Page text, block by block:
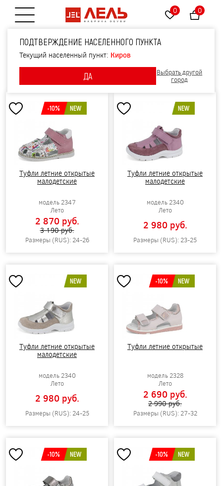
Открытие меню 0 0
ПОДТВЕРЖДЕНИЕ НАСЕЛЕННОГО ПУНКТА
Текущий населенный пункт: Киров
ДА
Выбрать другой
город
САНДАЛИИ ДЛЯ ДЕВОЧЕК
Фильтры
Цене
-10% NEW
Туфли летние открытые
малодетские
модель 2347
Лето
2 870 pуб.
3 190 pуб.
Размеры (RUS): 24-26
NEW
Туфли летние открытые
малодетские
модель 2340
Лето
2 980 pуб.
Размеры (RUS): 23-25
NEW
Туфли летние открытые
малодетские
модель 2340
Лето
2 980 pуб.
Размеры (RUS): 24-25
-10% NEW
Туфли летние открытые
модель 2328
Лето
2 690 pуб.
2 990 pуб.
Размеры (RUS): 27-32
-10% NEW -10% NEW